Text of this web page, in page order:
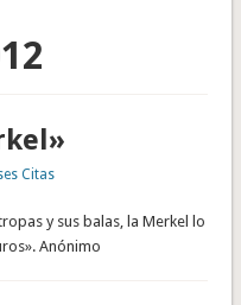
Citas
y sus balas, la Merkel lo
Anónimo